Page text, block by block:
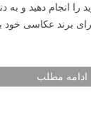
انجام دهید و به
ادامه مطلب